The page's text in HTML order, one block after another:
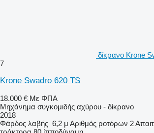
δίκρανο Krone
7
Krone Swadro 620 TS
18.000 € Με ΦΠΑ
Μηχάνημα συγκομιδής αχύρου - δίκρανο
2018
Φάρδος λαβής 6,2 μ Αριθμός ροτόρων 2